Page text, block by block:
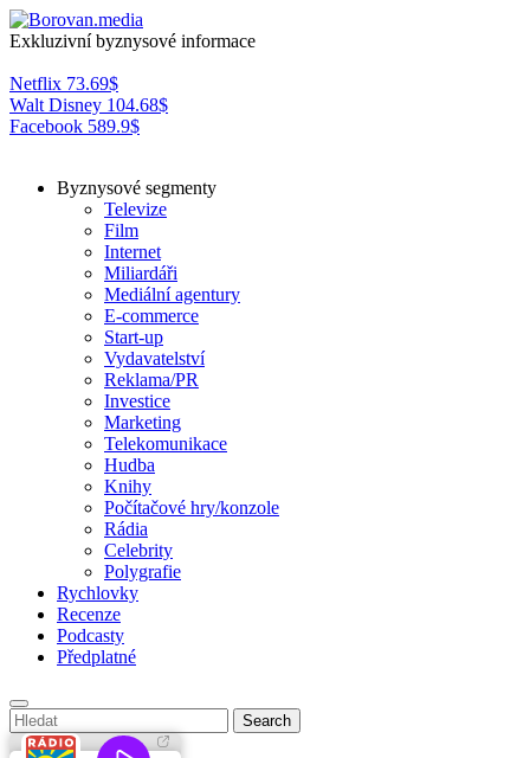
Exkluzivní byznysové informace
Netflix 73.69$
Walt Disney 104.68$
Facebook 589.9$
Byznysové segmenty
Televize
Film
Internet
Miliardáři
Mediální agentury
E-commerce
Start-up
Vydavatelství
Reklama/PR
Investice
Marketing
Telekomunikace
Hudba
Knihy
Počítačové hry/konzole
Rádia
Celebrity
Polygrafie
Rychlovky
Recenze
Podcasty
Předplatné